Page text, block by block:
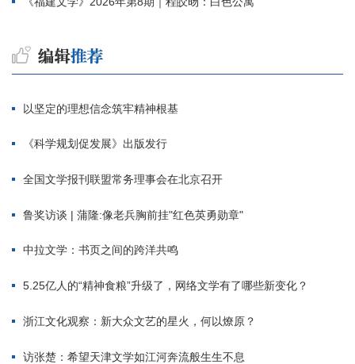
以坚定的理想信念筑牢精神根基
《科学规划促发展》出版发行
全国文学报刊联盟常务理事会在北京召开
鲁奖访谈 | 蒲隆:像老兵胸前挂"红色英勇勋章"
中拉文学：书页之间的跨洋共鸣
5.25亿人的“精神食粮”升级了，网络文学有了哪些新变化？
浙江文化观察：新大众文艺的星火，何以燎原？
访张楚：希望天津文学如江河奔流般生生不息